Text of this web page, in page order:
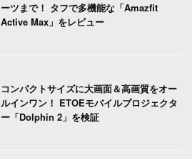
ーツまで！ タフで多機能な「Amazfit
Active Max」をレビュー
コンパクトサイズに大画面＆高画質をオー
ルインワン！ ETOEモバイルプロジェクタ
ー「Dolphin 2」を検証